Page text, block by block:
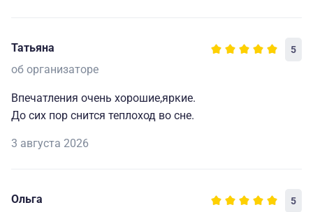
Татьяна 5
об организаторе
Впечатления очень хорошие,яркие.
До сих пор снится теплоход во сне.
3 августа 2026
Ольга 5